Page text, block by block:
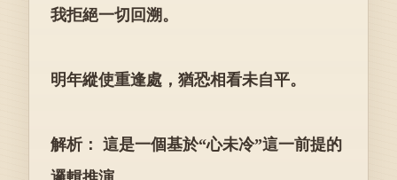
我拒絕一切回溯。
明年縱使重逢處，猶恐相看未自平。
解析： 這是一個基於“心未冷”這一前提的